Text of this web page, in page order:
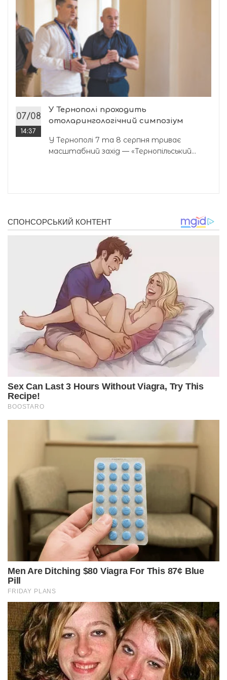
07/08
14:37
У Тернополі проходить
отоларингологічний симпозіум
У Тернополі 7 та 8 серпня триває
масштабний захід — «Тернопільський...